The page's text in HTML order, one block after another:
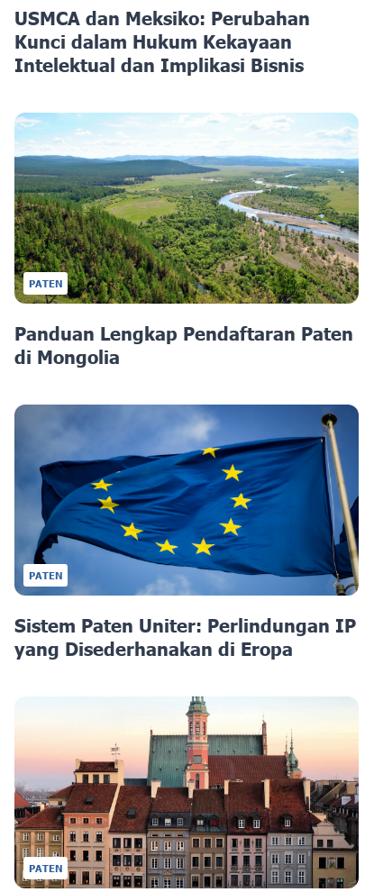
USMCA dan Meksiko: Perubahan
Kunci dalam Hukum Kekayaan
Intelektual dan Implikasi Bisnis
PATEN
Panduan Lengkap Pendaftaran Paten
di Mongolia
PATEN
Sistem Paten Uniter: Perlindungan IP
yang Disederhanakan di Eropa
PATEN